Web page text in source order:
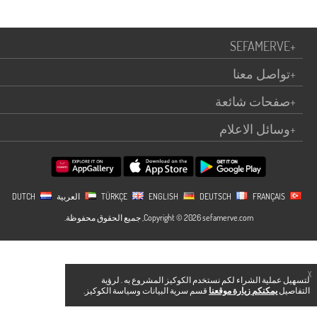
Xلتسهيل عملية الشراء لكم نستخدم الكوكيز المشروع به . لرؤية
التفاصيليمكنكم زيارة موقعنا قسم سرية البيانات وسياسة الكوكيز.
SEFAMERVE+
تواصل معنا+
صفحات شائعة+
وسائل الاعلام+
ENGLISH DEUTSCH FRANÇAIS العربية
Copyright © 2026 sefamerve.com, جميع الحقوق محفوظة.